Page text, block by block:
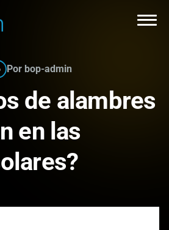
Por bop-admin
de alambres
en las